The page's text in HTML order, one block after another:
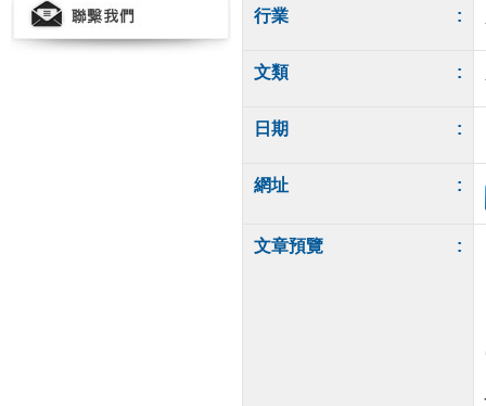
行業 :
文類 :
日期 :
網址 :
文章預覽 :